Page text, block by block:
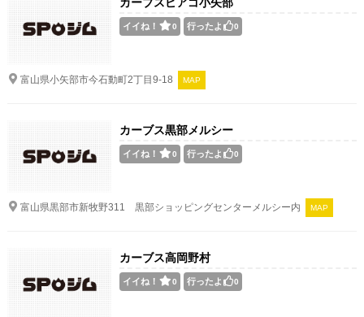
カーブスピアゴ小矢部
イイね！ 0 行ったよ 0
富山県小矢部市今石動町2丁目9-18 MAP
カーブス黒部メルシー
イイね！ 0 行ったよ 0
富山県黒部市新牧野311 黒部ショッピングセンターメルシー内 MAP
カーブス高岡野村
イイね！ 0 行ったよ 0